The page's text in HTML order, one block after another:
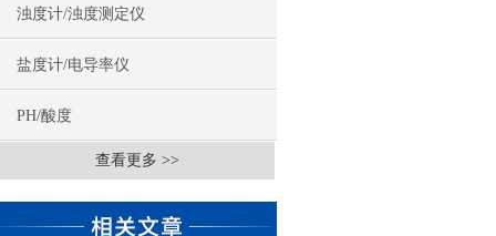
浊度计/浊度测定仪
盐度计/电导率仪
PH/酸度
查看更多 >>